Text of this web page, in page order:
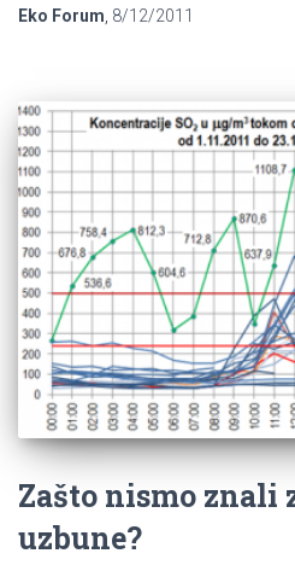
Eko Forum 8/12/2011
Zašto nismo znali
uzbune?